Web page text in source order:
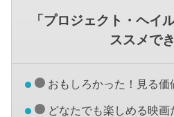
「プロジェクト・ヘイ
ススメで
おもしろかった！見る価
どなたでも楽しめる映画